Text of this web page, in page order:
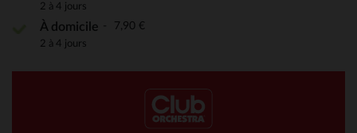
2 à 4 jours
À domicile 7,90 €
2 à 4 jours